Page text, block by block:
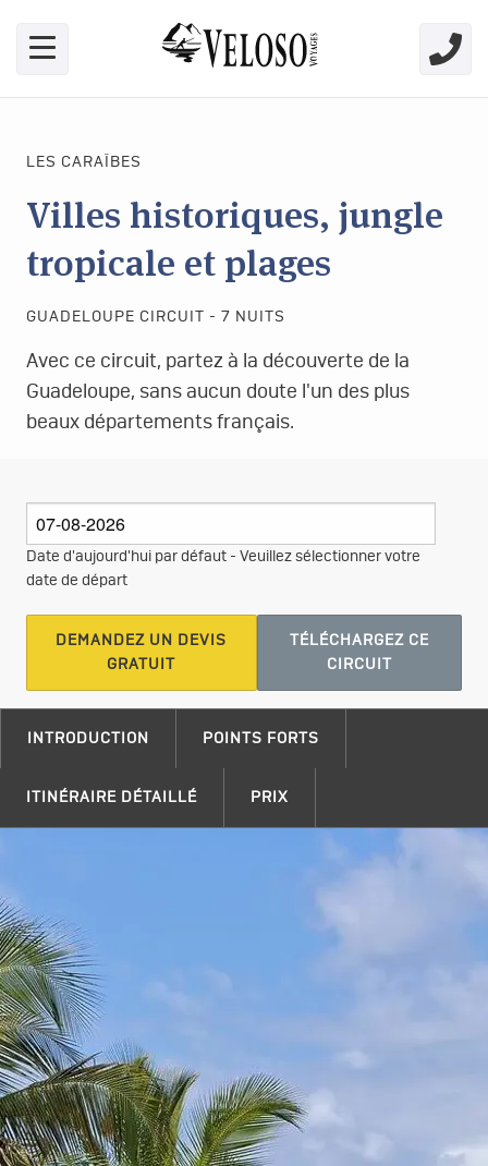
LES CARAÏBES
Villes historiques, jungle
tropicale et plages
GUADELOUPE CIRCUIT - 7 NUITS
Avec ce circuit, partez à la découverte de la
Guadeloupe, sans aucun doute l'un des plus
beaux départements français.
Date d'aujourd'hui par défaut - Veuillez sélectionner votre
date de départ
DEMANDEZ UN DEVIS
GRATUIT
TÉLÉCHARGEZ CE
CIRCUIT
INTRODUCTION POINTS FORTS
ITINÉRAIRE DÉTAILLÉ PRIX